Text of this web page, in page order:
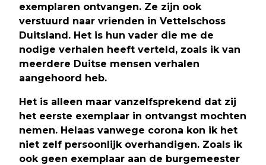
exemplaren ontvangen. Ze zijn ook
verstuurd naar vrienden in Vettelschoss
Duitsland. Het is hun vader die me de
nodige verhalen heeft verteld, zoals ik van
meerdere Duitse mensen verhalen
aangehoord heb.
Het is alleen maar vanzelfsprekend dat zij
het eerste exemplaar in ontvangst mochten
nemen. Helaas vanwege corona kon ik het
niet zelf persoonlijk overhandigen. Zoals ik
ook geen exemplaar aan de burgemeester